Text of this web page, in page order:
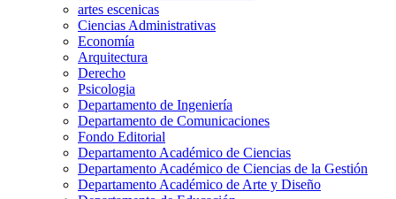
artes escenicas
Ciencias Administrativas
Economía
Arquitectura
Derecho
Psicologia
Departamento de Ingeniería
Departamento de Comunicaciones
Fondo Editorial
Departamento Académico de Ciencias
Departamento Académico de Ciencias de la Gestión
Departamento Académico de Arte y Diseño